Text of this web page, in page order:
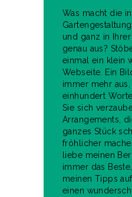
Was macht die
und ganz in
genau aus?
einmal ein klein
Webseite. Ein
immer mehr
einhundert
Sie sich
Arrangements,
ganzes Stück
fröhlicher
liebe meinen
immer das
meinen Tipps
einen